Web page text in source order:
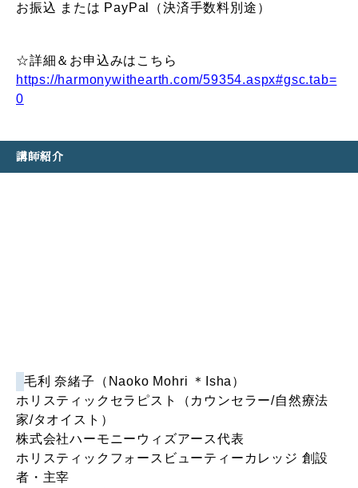
お振込 または PayPal（決済手数料別途）
☆詳細＆お申込みはこちら
https://harmonywithearth.com/59354.aspx#gsc.tab=
0
講師紹介
毛利 奈緒子（Naoko Mohri ＊Isha）
ホリスティックセラピスト（カウンセラー/自然療法
家/タオイスト）
株式会社ハーモニーウィズアース代表
ホリスティックフォースビューティーカレッジ 創設
者・主宰